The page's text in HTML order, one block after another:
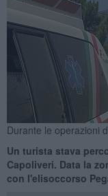
Durante le operazioni
Un turista stava
Capoliveri. Data la
con l'elisoccorso